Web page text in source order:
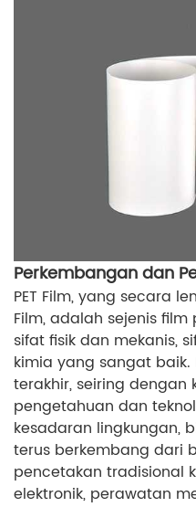
Perkembangan dan
PET Film, yang secara
Film, adalah sejenis
sifat fisik dan mekanis,
kimia yang sangat
terakhir, seiring dengan
pengetahuan dan
kesadaran lingkungan,
terus berkembang dari
pencetakan tradisional
elektronik, perawatan